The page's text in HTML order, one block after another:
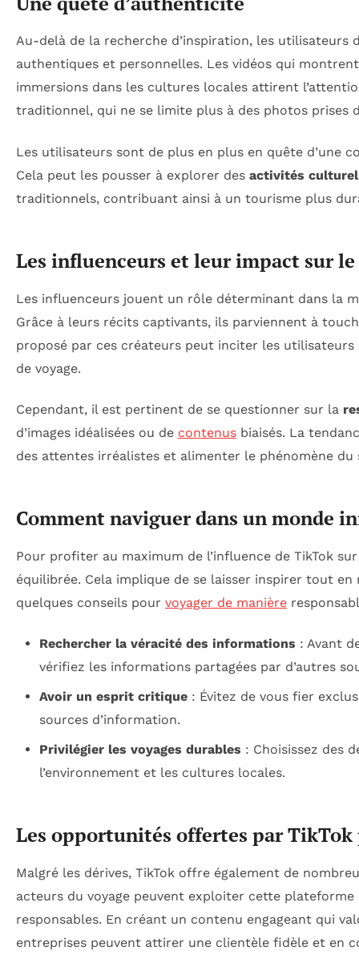
Au-delà de la recherche d’inspiration, les utilisateurs
authentiques et personnelles. Les vidéos qui
immersions dans les cultures locales attirent
traditionnel, qui ne se limite plus à des photos prises
Les utilisateurs sont de plus en plus en quête d’une
Cela peut les pousser à explorer des activités
traditionnels, contribuant ainsi à un tourisme plus
Les influenceurs et leur impact sur
Les influenceurs jouent un rôle déterminant dans la
Grâce à leurs récits captivants, ils parviennent à
proposé par ces créateurs peut inciter les
de voyage.
Cependant, il est pertinent de se questionner sur la
d’images idéalisées ou de contenus biaisés. La
des attentes irréalistes et alimenter le phénomène du
Comment naviguer dans un monde
Pour profiter au maximum de l’influence de TikTok
équilibrée. Cela implique de se laisser inspirer tout
quelques conseils pour voyager de manière
Rechercher la véracité des informations : Avant
vérifiez les informations partagées par d’autres
Avoir un esprit critique: Évitez de vous fier
sources d’information.
Privilégier les voyages durables : Choisissez des
l’environnement et les cultures locales.
Les opportunités offertes par
Malgré les dérives, TikTok offre également de
acteurs du voyage peuvent exploiter cette
responsables. En créant un contenu engageant qui
entreprises peuvent attirer une clientèle fidèle et en